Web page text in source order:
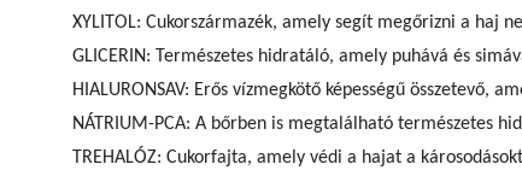
XYLITOL: Cukorszármazék, amely segít megőrizni a haj
GLICERIN: Természetes hidratáló, amely puhává és
HIALURONSAV: Erős vízmegkötő képességű összetevő,
NÁTRIUM-PCA: A bőrben is megtalálható természetes
TREHALÓZ: Cukorfajta, amely védi a hajat a